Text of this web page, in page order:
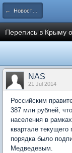
← Новости рынка недвижимости
Перепись в Крыму
NAS
21 Jul 2014
Российским
387 млн рублей,
населения в
квартале
порядка было
Медведевым.